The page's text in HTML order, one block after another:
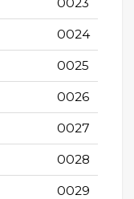
0024
0025
0026
0027
0028
0029